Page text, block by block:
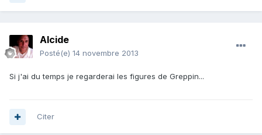
Alcide
Posté(e) 14 novembre 2013
Si j'ai du temps je regarderai les figures de Greppin...
Citer